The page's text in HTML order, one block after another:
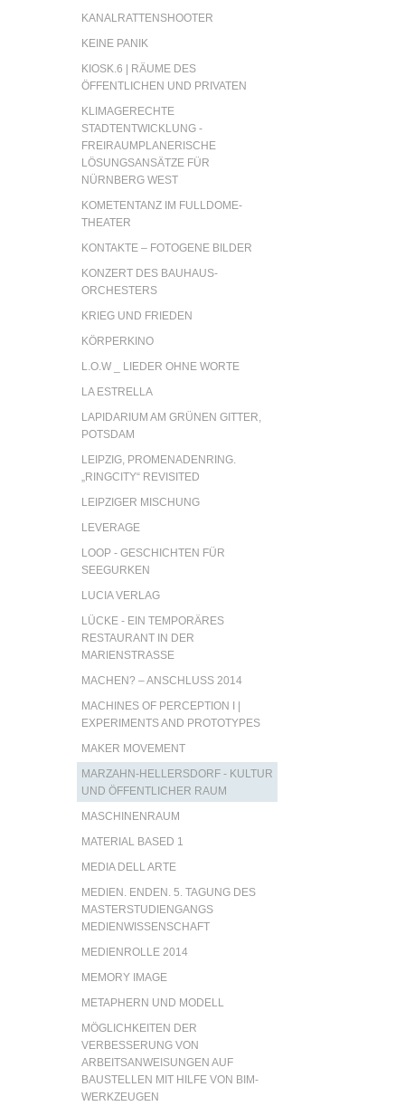
KANALRATTENSHOOTER
KEINE PANIK
KIOSK.6 | RÄUME DES
ÖFFENTLICHEN UND PRIVATEN
KLIMAGERECHTE
STADTENTWICKLUNG -
FREIRAUMPLANERISCHE
LÖSUNGSANSÄTZE FÜR
NÜRNBERG WEST
KOMETENTANZ IM FULLDOME-
THEATER
KONTAKTE – FOTOGENE BILDER
KONZERT DES BAUHAUS-
ORCHESTERS
KRIEG UND FRIEDEN
KÖRPERKINO
L.O.W _ LIEDER OHNE WORTE
LA ESTRELLA
LAPIDARIUM AM GRÜNEN GITTER,
POTSDAM
LEIPZIG, PROMENADENRING.
„RINGCITY“ REVISITED
LEIPZIGER MISCHUNG
LEVERAGE
LOOP - GESCHICHTEN FÜR
SEEGURKEN
LUCIA VERLAG
LÜCKE - EIN TEMPORÄRES
RESTAURANT IN DER
MARIENSTRASSE
MACHEN? – ANSCHLUSS 2014
MACHINES OF PERCEPTION I |
EXPERIMENTS AND PROTOTYPES
MAKER MOVEMENT
MARZAHN-HELLERSDORF - KULTUR
UND ÖFFENTLICHER RAUM
MASCHINENRAUM
MATERIAL BASED 1
MEDIA DELL ARTE
MEDIEN. ENDEN. 5. TAGUNG DES
MASTERSTUDIENGANGS
MEDIENWISSENSCHAFT
MEDIENROLLE 2014
MEMORY IMAGE
METAPHERN UND MODELL
MÖGLICHKEITEN DER
VERBESSERUNG VON
ARBEITSANWEISUNGEN AUF
BAUSTELLEN MIT HILFE VON BIM-
WERKZEUGEN